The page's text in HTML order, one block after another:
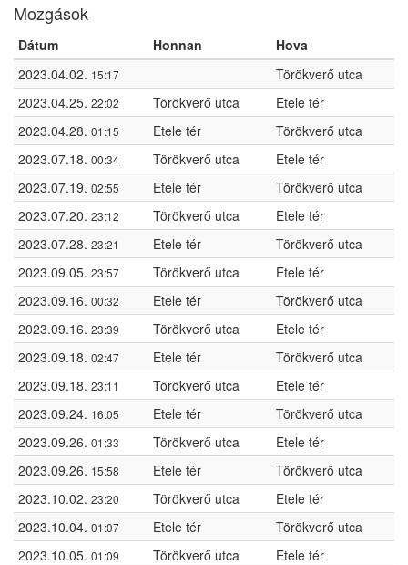
Mozgások
Dátum Honnan
Hova
2023.04.02. 15:17
Törökverő utca
2023.04.25. 22:02 Törökverő utca
Etele tér
2023.04.28. 01:15 Etele tér
Törökverő utca
2023.07.18. 00:34 Törökverő utca
Etele tér
2023.07.19. 02:55 Etele tér
Törökverő utca
2023.07.20. 23:12 Törökverő utca
Etele tér
2023.07.28. 23:21 Etele tér
Törökverő utca
2023.09.05. 23:57 Törökverő utca
Etele tér
2023.09.16. 00:32 Etele tér
Törökverő utca
2023.09.16. 23:39 Törökverő utca
Etele tér
2023.09.18. 02:47 Etele tér
Törökverő utca
2023.09.18. 23:11 Törökverő utca
Etele tér
2023.09.24. 16:05 Etele tér
Törökverő utca
2023.09.26. 01:33 Törökverő utca
Etele tér
2023.09.26. 15:58 Etele tér
Törökverő utca
2023.10.02. 23:20 Törökverő utca
Etele tér
2023.10.04. 01:07 Etele tér
Törökverő utca
2023.10.05. 01:09 Törökverő utca
Etele tér